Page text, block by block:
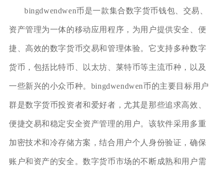
bingdwendwen币是一款集合数字货币钱包、交易、
资产管理为一体的移动应用程序，为用户提供安全、便
捷、高效的数字货币交易和管理体验。它支持多种数字
货币，包括比特币、以太坊、莱特币等主流币种，以及
一些新兴的小众币种。bingdwendwen币的主要目标用户
群是数字货币投资者和爱好者，尤其是那些追求高效、
便捷交易和稳定安全资产管理的用户。该软件采用多重
加密技术和冷存储方案，结合用户个人身份验证，确保
账户和资产的安全。数字货币市场的不断成熟和用户需